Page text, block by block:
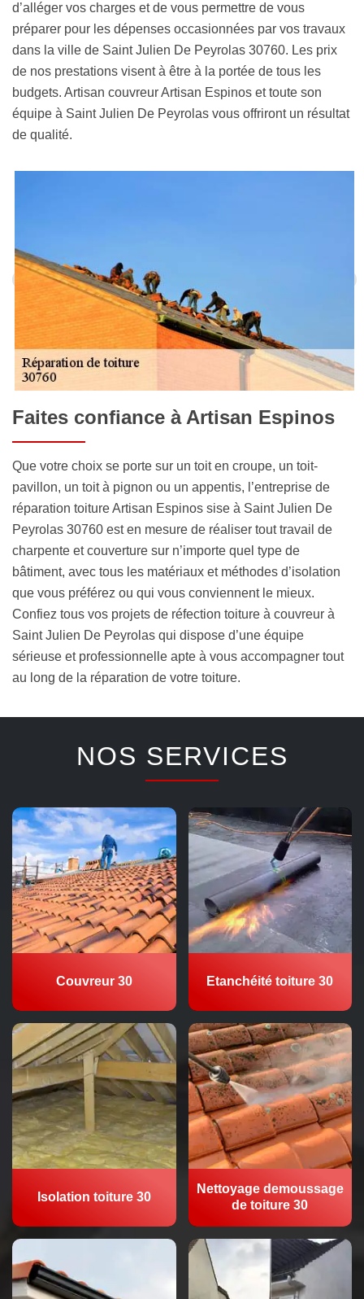
d’alléger vos charges et de vous permettre de vous
préparer pour les dépenses occasionnées par vos travaux
dans la ville de Saint Julien De Peyrolas 30760. Les prix
de nos prestations visent à être à la portée de tous les
budgets. Artisan couvreur Artisan Espinos et toute son
équipe à Saint Julien De Peyrolas vous offriront un résultat
de qualité.
Faites confiance à Artisan Espinos
Que votre choix se porte sur un toit en croupe, un toit-
pavillon, un toit à pignon ou un appentis, l’entreprise de
réparation toiture Artisan Espinos sise à Saint Julien De
Peyrolas 30760 est en mesure de réaliser tout travail de
charpente et couverture sur n’importe quel type de
bâtiment, avec tous les matériaux et méthodes d’isolation
que vous préférez ou qui vous conviennent le mieux.
Confiez tous vos projets de réfection toiture à couvreur à
Saint Julien De Peyrolas qui dispose d’une équipe
sérieuse et professionnelle apte à vous accompagner tout
au long de la réparation de votre toiture.
NOS SERVICES
Couvreur 30 Etanchéité toiture 30
Isolation toiture 30
Nettoyage demoussage
de toiture 30